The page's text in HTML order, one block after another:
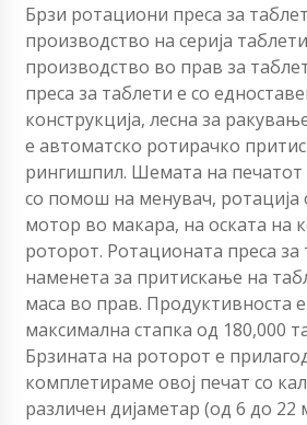
Брзи ротациони преса за
производство на серија
производство во прав за
преса за таблети е со
конструкција, лесна за
е автоматско ротирачко
рингишпил. Шемата на печатот
со помош на менувач, ротација
мотор во макара, на оската на
роторот. Ротационата преса за
наменета за притискање на
маса во прав. Продуктивноста
максимална стапка од 180,000
Брзината на роторот е
комплетираме овој печат со
различен дијаметар (од 6 до 22